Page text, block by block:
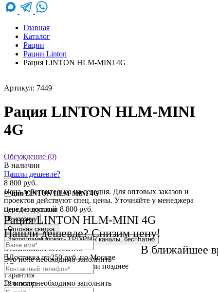
Главная
Каталог
Рации
Рации Linton
Рация LINTON HLM-MINI 4G
Артикул: 7449
Рация LINTON HLM-MINI
4G
Обсуждение (0)
Рация LINTON HLM-MINI 4G
Цена без доставки 8 800 руб.
Рация LINTON HLM-MINI 4G
Нашли дешевле? Снизим цену!
Это поле необходимо заполнить
Это поле необходимо заполнить
В наличии
Нашли дешевле?
В ближайшее
8 800 руб.
Цена действительна на сегодня. Для оптовых заказов и
проектов действуют спец. цены. Уточняйте у менеджера
перед покупкой
В корзину
Оптовая скидка
Запрограммировать LPD/PMR каналы, бесплатно
Самовывоз бесплатно
Доставка от 250 руб. по Москве
Cрок доставки сегодня или позднее
Гарантия
12 месяца